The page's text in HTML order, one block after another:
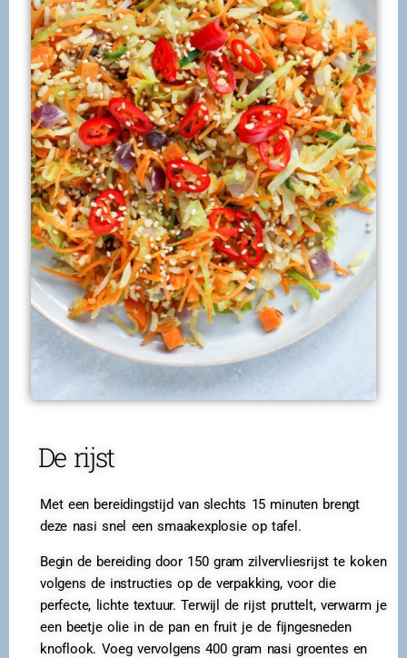
De rijst
Met een bereidingstijd van slechts 15 minuten brengt
deze nasi snel een smaakexplosie op tafel.
Begin de bereiding door 150 gram zilvervliesrijst te koken
volgens de instructies op de verpakking, voor die
perfecte, lichte textuur. Terwijl de rijst pruttelt, verwarm je
een beetje olie in de pan en fruit je de fijngesneden
knoflook. Voeg vervolgens 400 gram nasi groentes en